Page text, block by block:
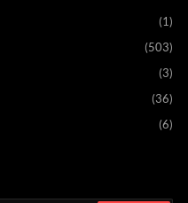
(1)
(503)
(3)
(36)
(6)